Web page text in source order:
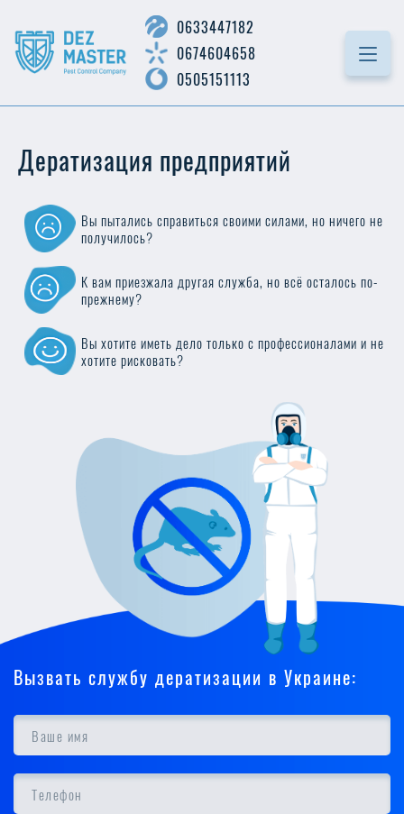
0633447182
0674604658
0505151113
Дератизация предприятий
Вы пытались справиться своими силами, но ничего не
получилось?
К вам приезжала другая служба, но всё осталось по-
прежнему?
Вы хотите иметь дело только с профессионалами и не
хотите рисковать?
Вызвать службу дератизации в Украине: